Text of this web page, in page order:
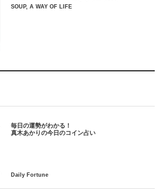
SOUP, A WAY OF LIFE
毎日の運勢がわかる！